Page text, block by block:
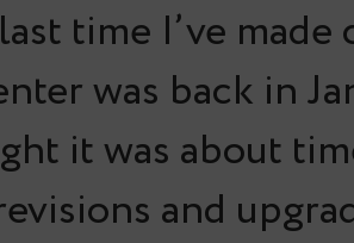
time I’ve made
was back in
it was about
and